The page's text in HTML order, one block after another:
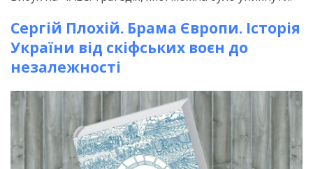
Сергій Плохій. Брама Європи. Історія
України від скіфських воєн до
незалежності